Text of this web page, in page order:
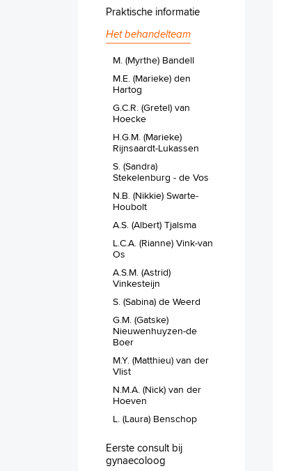
Praktische informatie
Het behandelteam
M. (Myrthe) Bandell
M.E. (Marieke) den
Hartog
G.C.R. (Gretel) van
Hoecke
H.G.M. (Marieke)
Rijnsaardt-Lukassen
S. (Sandra)
Stekelenburg - de Vos
N.B. (Nikkie) Swarte-
Houbolt
A.S. (Albert) Tjalsma
L.C.A. (Rianne) Vink-van
Os
A.S.M. (Astrid)
Vinkesteijn
S. (Sabina) de Weerd
G.M. (Gatske)
Nieuwenhuyzen-de
Boer
M.Y. (Matthieu) van der
Vlist
N.M.A. (Nick) van der
Hoeven
L. (Laura) Benschop
Eerste consult bij
gynaecoloog